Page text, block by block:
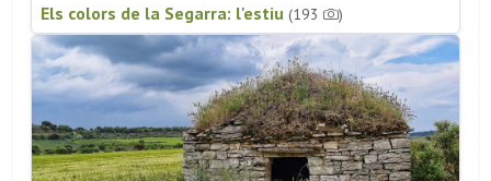
Els colors de la Segarra: l'estiu (193 )